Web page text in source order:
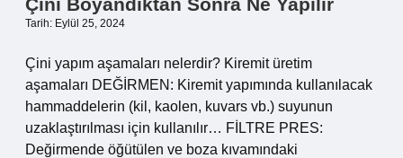
Tarih: Eylül 25, 2024
Çini yapım aşamaları nelerdir? Kiremit üretim
aşamaları DEĞİRMEN: Kiremit yapımında kullanılacak
hammaddelerin (kil, kaolen, kuvars vb.) suyunun
uzaklaştırılması için kullanılır… FİLTRE PRES:
Değirmende öğütülen ve boza kıvamındaki